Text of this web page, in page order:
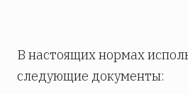
В настоящих нормах
следующие документы: